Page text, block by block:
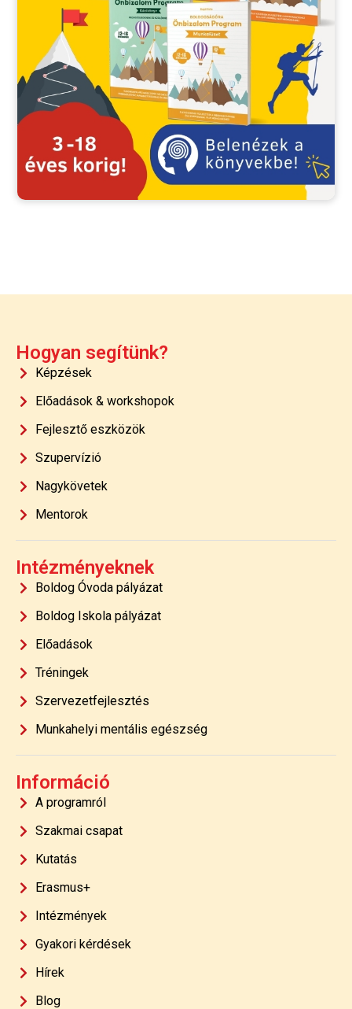
Hogyan segítünk?
Képzések
Előadások & workshopok
Fejlesztő eszközök
Szupervízió
Nagykövetek
Mentorok
Intézményeknek
Boldog Óvoda pályázat
Boldog Iskola pályázat
Előadások
Tréningek
Szervezetfejlesztés
Munkahelyi mentális egészség
Információ
A programról
Szakmai csapat
Kutatás
Erasmus+
Intézmények
Gyakori kérdések
Hírek
Blog